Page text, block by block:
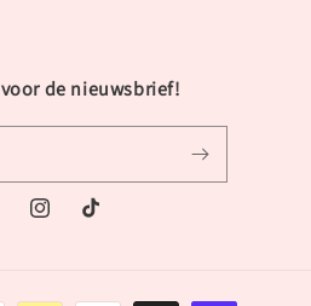
de nieuwsbrief!
InstagramTikTok